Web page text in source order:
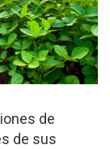
de
de sus